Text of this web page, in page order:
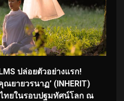
ปล่อยตัวอย่างแรก!
ยายวรนาฏ’ (INHERIT)
ทยในรอบปฐมทัศน์โลก ณ